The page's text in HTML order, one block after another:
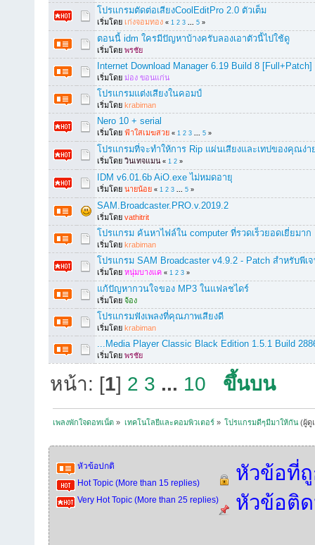
โปรแกรมตัดต่อเสียงCoolEditPro 2.0 ตัวเต็ม
เริ่มโดย เก่งจอมทอง « 1 2 3 ... 5 »
ตอนนี้ idm ใครมีปัญหาบ้างครับลองเอาตัวนี้ไปใช้ดู
เริ่มโดย พรชัย
Internet Download Manager 6.19 Build 8
เริ่มโดย ม่อง ขอนแก่น
โปรแกรมแต่งเสียงในคอมป์
เริ่มโดย krabiman
Nero 10 + serial
เริ่มโดย ฟ้าใสเมฆสวย « 1 2 3 ... 5 »
โปรแกรมที่จะทำให้การ Rip แผ่นเสียงและเทปของคุณง่
เริ่มโดย วินเทจแมน « 1 2 »
IDM v6.01.6b AiO.exe ไม่หมดอายุ
เริ่มโดย นายน้อย « 1 2 3 ... 5 »
SAM.Broadcaster.PRO.v.2019.2
เริ่มโดย vathitrit
โปรแกรม ค้นหาไฟล์ใน computer ที่รวดเร็วยอดเยี่ยมาก
เริ่มโดย krabiman
โปรแกรม SAM Broadcaster v4.9.2 - Patch สำหรับพีเ
เริ่มโดย หนุ่มบางแค « 1 2 3 »
แก้ปัญหากวนใจของ MP3 ในแฟลชไดร์
เริ่มโดย จ้อง
โปรแกรมฟังเพลงที่คุณภาพเสียงดี
เริ่มโดย krabiman
...Media Player Classic Black Edition 1.5.1 Build
เริ่มโดย พรชัย
หน้า: [1] 2 3 ... 10 ขึ้นบน
เพลงพักใจดอทเน็ต » เทคโนโลยีและคอมพิวเตอร์» โปรแกรมดีๆมีมาให้กัน(ผู้ดู
หัวข้อปกติ
Hot Topic (More than 15 replies)
Very Hot Topic (More than 25 replies)
หัวข้อที่
หัวข้อติ